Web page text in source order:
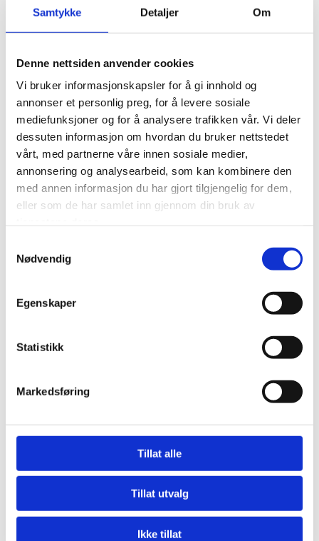
Samtykke Detaljer Om
Denne nettsiden anvender cookies
Vi bruker informasjonskapsler for å gi innhold og
annonser et personlig preg, for å levere sosiale
mediefunksjoner og for å analysere trafikken vår. Vi deler
dessuten informasjon om hvordan du bruker nettstedet
vårt, med partnerne våre innen sosiale medier,
annonsering og analysearbeid, som kan kombinere den
med annen informasjon du har gjort tilgjengelig for dem,
eller som de har samlet inn gjennom din bruk av
Nødvendig
Egenskaper
Statistikk
Markedsføring
Tillat alle
Tillat utvalg
Ikke tillat
tvers av næringa og på tvers av landegrenser. En felles
0 Feed
Skriv en kommentar
Navn
Kommentar